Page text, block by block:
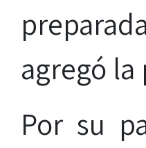
agregó la
Por su